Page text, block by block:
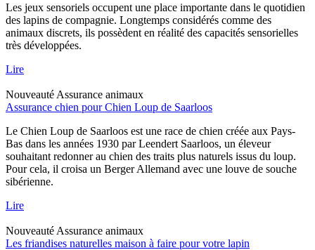
Les jeux sensoriels occupent une place importante dans le quotidien
des lapins de compagnie. Longtemps considérés comme des
animaux discrets, ils possèdent en réalité des capacités sensorielles
très développées.
Lire
Nouveauté Assurance animaux
Assurance chien pour Chien Loup de Saarloos
Le Chien Loup de Saarloos est une race de chien créée aux Pays-
Bas dans les années 1930 par Leendert Saarloos, un éleveur
souhaitant redonner au chien des traits plus naturels issus du loup.
Pour cela, il croisa un Berger Allemand avec une louve de souche
sibérienne.
Lire
Nouveauté Assurance animaux
Les friandises naturelles maison à faire pour votre lapin